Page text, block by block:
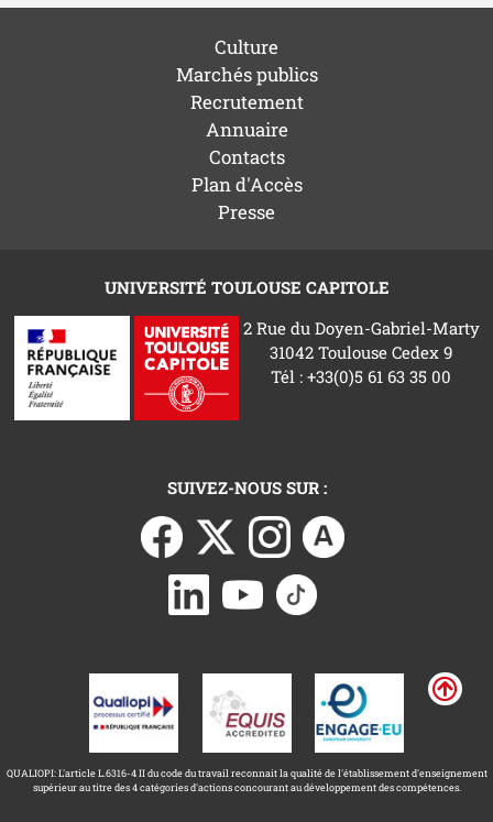
Culture
Marchés publics
Recrutement
Annuaire
Contacts
Plan d'Accès
Presse
UNIVERSITÉ TOULOUSE CAPITOLE
2 Rue du Doyen-Gabriel-Marty
31042 Toulouse Cedex 9
Tél : +33(0)5 61 63 35 00
SUIVEZ-NOUS SUR :
QUALIOPI: L'article L.6316-4 II du code du travail reconnait la qualité de l'établissement d'enseignement
supérieur au titre des 4 catégories d'actions concourant au développement des compétences.